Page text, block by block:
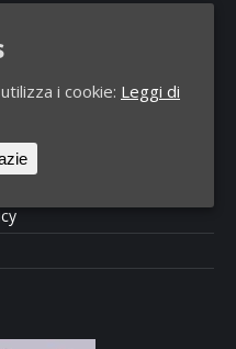
i cookie: Leggi di